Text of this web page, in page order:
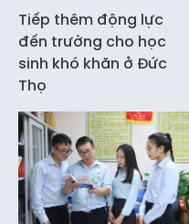
Tiếp thêm động lực
đến trường cho học
sinh khó khăn ở Đức
Thọ